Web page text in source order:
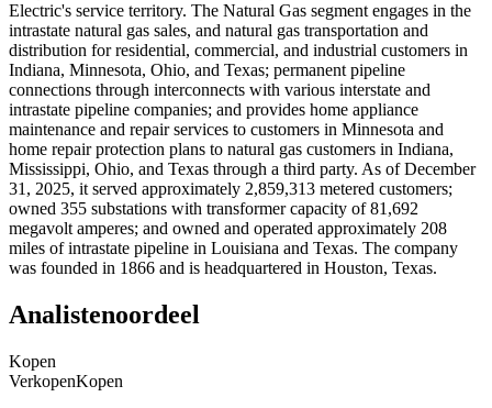
Electric's service territory. The Natural Gas segment engages in the
intrastate natural gas sales, and natural gas transportation and
distribution for residential, commercial, and industrial customers in
Indiana, Minnesota, Ohio, and Texas; permanent pipeline
connections through interconnects with various interstate and
intrastate pipeline companies; and provides home appliance
maintenance and repair services to customers in Minnesota and
home repair protection plans to natural gas customers in Indiana,
Mississippi, Ohio, and Texas through a third party. As of December
31, 2025, it served approximately 2,859,313 metered customers;
owned 355 substations with transformer capacity of 81,692
megavolt amperes; and owned and operated approximately 208
miles of intrastate pipeline in Louisiana and Texas. The company
was founded in 1866 and is headquartered in Houston, Texas.
Analistenoordeel
Kopen
VerkopenKopen